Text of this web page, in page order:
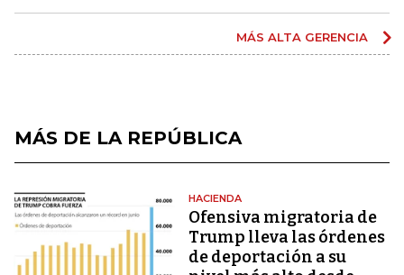
MÁS ALTA GERENCIA
MÁS DE LA REPÚBLICA
HACIENDA
Ofensiva migratoria de
Trump lleva las órdenes
de deportación a su